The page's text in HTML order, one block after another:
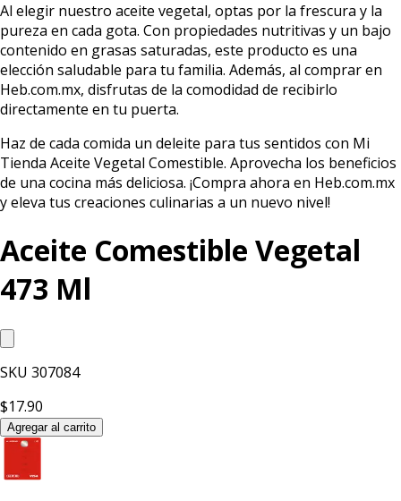
Al elegir nuestro aceite vegetal, optas por la frescura y la
pureza en cada gota. Con propiedades nutritivas y un bajo
contenido en grasas saturadas, este producto es una
elección saludable para tu familia. Además, al comprar en
Heb.com.mx, disfrutas de la comodidad de recibirlo
directamente en tu puerta.
Haz de cada comida un deleite para tus sentidos con Mi
Tienda Aceite Vegetal Comestible. Aprovecha los beneficios
de una cocina más deliciosa. ¡Compra ahora en Heb.com.mx
y eleva tus creaciones culinarias a un nuevo nivel!
Aceite Comestible Vegetal
473 Ml
SKU 307084
$17.90
Agregar al carrito